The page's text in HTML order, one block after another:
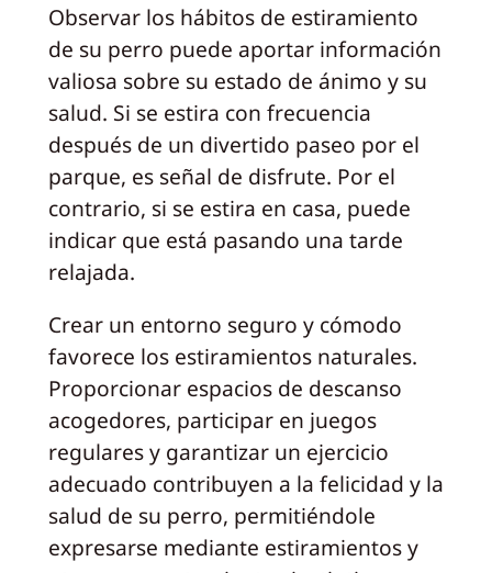
Observar los hábitos de estiramiento
de su perro puede aportar información
valiosa sobre su estado de ánimo y su
salud. Si se estira con frecuencia
después de un divertido paseo por el
parque, es señal de disfrute. Por el
contrario, si se estira en casa, puede
indicar que está pasando una tarde
relajada.
Crear un entorno seguro y cómodo
favorece los estiramientos naturales.
Proporcionar espacios de descanso
acogedores, participar en juegos
regulares y garantizar un ejercicio
adecuado contribuyen a la felicidad y la
salud de su perro, permitiéndole
expresarse mediante estiramientos y